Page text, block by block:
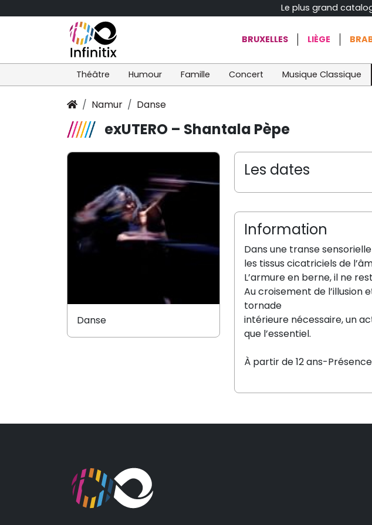
Le plus grand
BRUXELLES LIÈGE
Théâtre Humour Famille Concert Musique Classique
Namur Danse
exUTERO – Shantala Pèpe
Les dates
Information
Dans une transe
les tissus cicatriciels de
L’armure en berne, il ne
Au croisement de
tornade
intérieure nécessaire, un
que l’essentiel.
À partir de 12 ans-
Danse